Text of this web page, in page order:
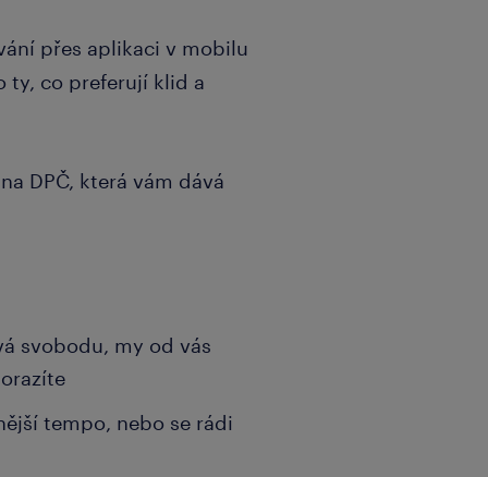
přes aplikaci v mobilu
ty, co preferují klid a
DPČ, která vám dává
svobodu, my od vás
tempo, nebo se rádi